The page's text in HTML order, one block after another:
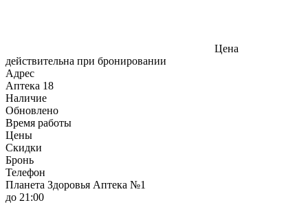
Цена
действительна при бронировании
Адрес
Аптека 18
Наличие
Обновлено
Время работы
Цены
Скидки
Бронь
Телефон
Планета Здоровья Аптека №1
до 21:00